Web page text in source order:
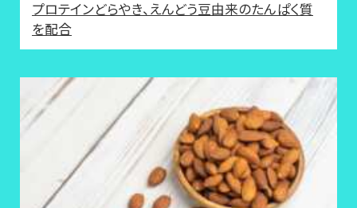
プロテインどらやき、えんどう豆由来のたんぱく質
を配合